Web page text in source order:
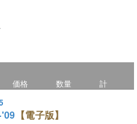
価格 数量
計
【電子版】